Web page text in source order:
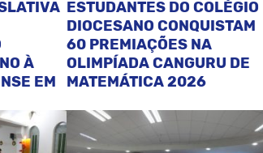
À
EM
ESTUDANTES DO COLÉGIO
DIOCESANO CONQUISTAM
60 PREMIAÇÕES NA
OLIMPÍADA CANGURU DE
MATEMÁTICA 2026